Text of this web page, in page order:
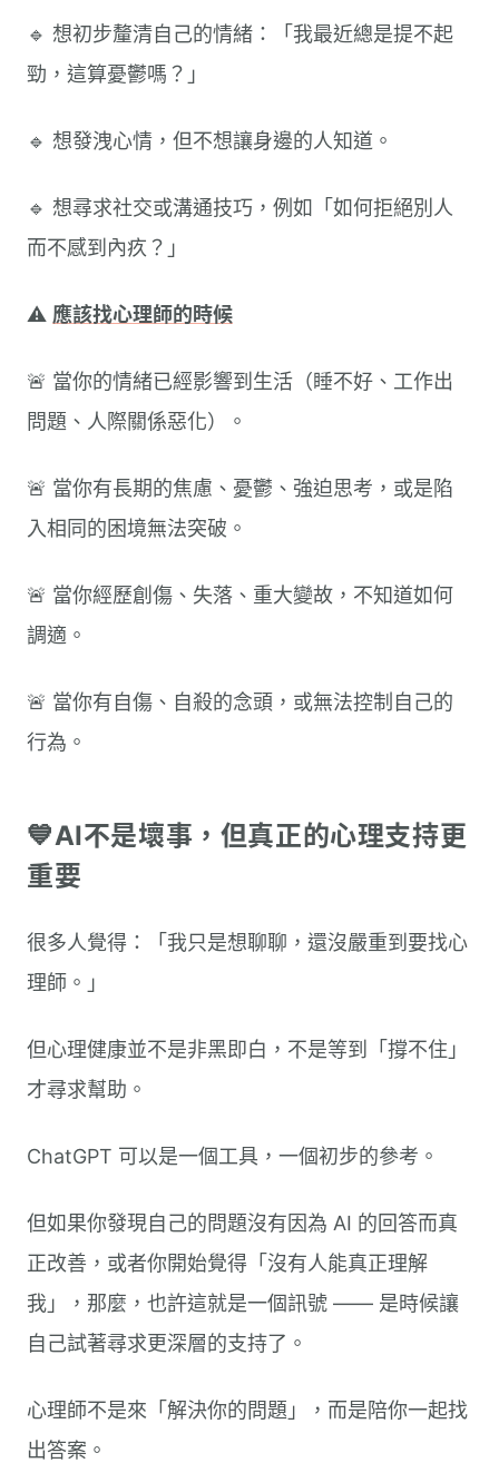
🔹 想初步釐清自己的情緒：「我最近總是提不起
勁，這算憂鬱嗎？」
🔹 想發洩心情，但不想讓身邊的人知道。
🔹 想尋求社交或溝通技巧，例如「如何拒絕別人
而不感到內疚？」
⚠️ 應該找心理師的時候
🚨 當你的情緒已經影響到生活（睡不好、工作出
問題、人際關係惡化）。
🚨 當你有長期的焦慮、憂鬱、強迫思考，或是陷
入相同的困境無法突破。
🚨 當你經歷創傷、失落、重大變故，不知道如何
調適。
🚨 當你有自傷、自殺的念頭，或無法控制自己的
行為。
💙AI不是壞事，但真正的心理支持更
重要
很多人覺得：「我只是想聊聊，還沒嚴重到要找心
理師。」
但心理健康並不是非黑即白，不是等到「撐不住」
才尋求幫助。
ChatGPT 可以是一個工具，一個初步的參考。
但如果你發現自己的問題沒有因為 AI 的回答而真
正改善，或者你開始覺得「沒有人能真正理解
我」，那麼，也許這就是一個訊號 —— 是時候讓
自己試著尋求更深層的支持了。
心理師不是來「解決你的問題」，而是陪你一起找
出答案。